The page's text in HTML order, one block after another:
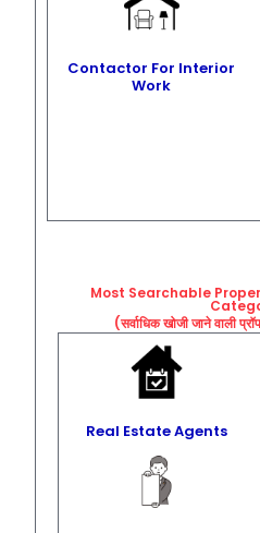
Contactor For Interior
Work
Most Searchable
(सर्वाधिक खोजी जाने वाली
Real Estate Agents